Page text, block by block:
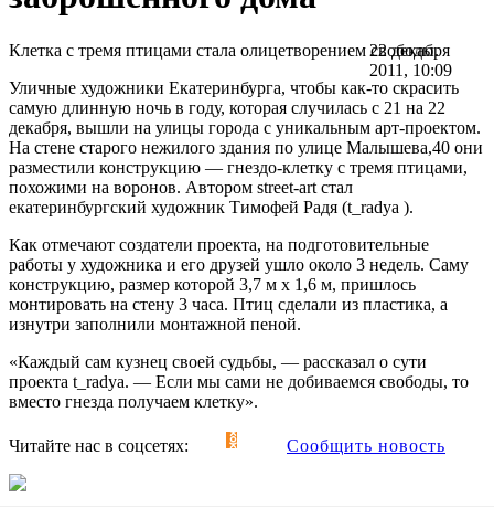
22 декабря
2011, 10:09
Клетка с тремя птицами стала олицетворением свободы.
Уличные художники Екатеринбурга, чтобы как-то скрасить
самую длинную ночь в году, которая случилась с 21 на 22
декабря, вышли на улицы города с уникальным арт-проектом.
На стене старого нежилого здания по улице Малышева,40 они
разместили конструкцию — гнездо-клетку с тремя птицами,
похожими на воронов. Автором street-art стал
екатеринбургский художник Тимофей Радя (t_radya ).
Как отмечают создатели проекта, на подготовительные
работы у художника и его друзей ушло около 3 недель. Саму
конструкцию, размер которой 3,7 м x 1,6 м, пришлось
монтировать на стену 3 часа. Птиц сделали из пластика, а
изнутри заполнили монтажной пеной.
«Каждый сам кузнец своей судьбы, — рассказал о сути
проекта t_radya. — Если мы сами не добиваемся свободы, то
вместо гнезда получаем клетку».
Читайте нас в соцсетях: Сообщить новость